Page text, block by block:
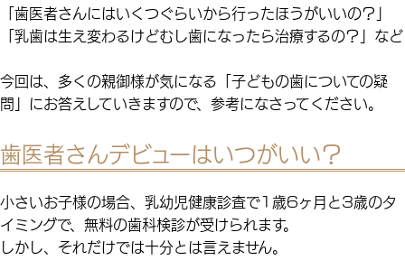
「歯医者さんにはいくつぐらいから行ったほうがいいの？」
「乳歯は生え変わるけどむし歯になったら治療するの？」など
今回は、多くの親御様が気になる「子どもの歯についての疑
問」にお答えしていきますので、参考になさってください。
歯医者さんデビューはいつがいい？
小さいお子様の場合、乳幼児健康診査で1歳6ヶ月と3歳のタ
イミングで、無料の歯科検診が受けられます。
しかし、それだけでは十分とは言えません。